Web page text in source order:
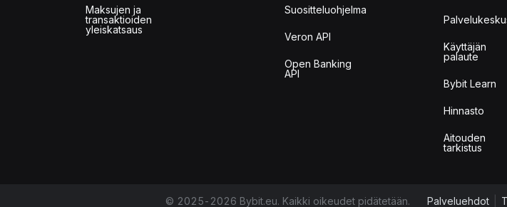
Maksujen ja
transaktioiden
yleiskatsaus
Suositteluohjelma
Veron API
Open Banking
API
Käyttäjän
palaute
Bybit Learn
Hinnasto
Aitouden
tarkistus
© 2025-2026 Bybit.eu. Kaikki oikeudet pidätetään. Palveluehdot